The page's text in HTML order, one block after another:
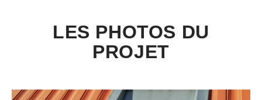
LES PHOTOS DU
PROJET